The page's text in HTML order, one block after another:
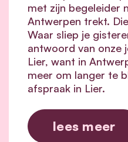
met zijn begeleider
Antwerpen trekt.
Waar sliep je
antwoord van onze
Lier, want in
meer om langer te
afspraak in Lier.
lees meer